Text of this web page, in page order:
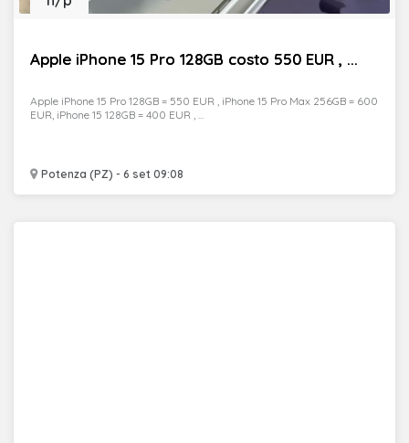
Apple iPhone 15 Pro 128GB costo 550 EUR , ...
Potenza (PZ) - 6 set 09:08
Apple iPhone 15 Pro 128GB = 550 EUR , iPhone 15 Pro Max 256GB = 600
EUR, iPhone 15 128GB = 400 EUR , ...